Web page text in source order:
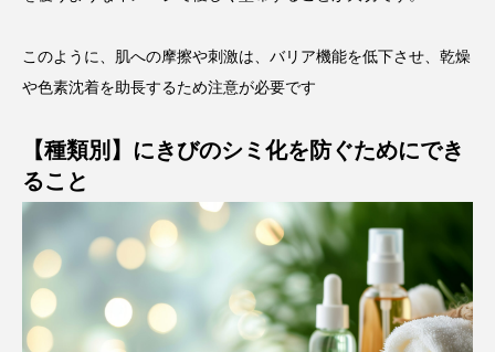
このように、肌への摩擦や刺激は、バリア機能を低下させ、乾燥
や色素沈着を助長するため注意が必要です
【種類別】にきびのシミ化を防ぐためにでき
ること